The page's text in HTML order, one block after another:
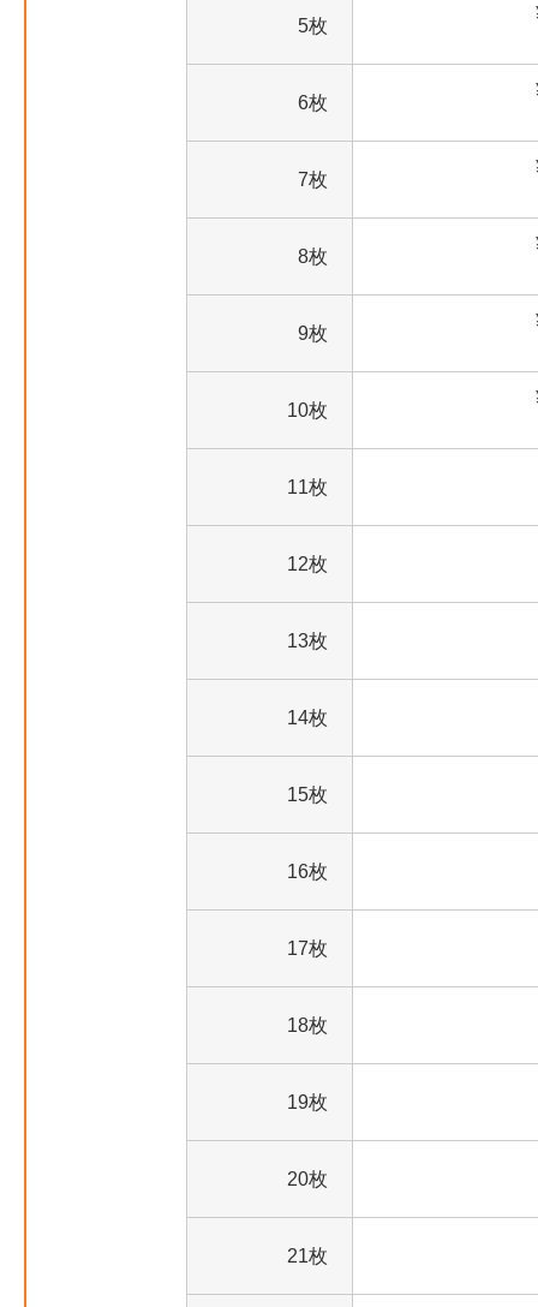
5枚
6枚
7枚
8枚
9枚
10枚
11枚
12枚
13枚
14枚
15枚
16枚
17枚
18枚
19枚
20枚
21枚